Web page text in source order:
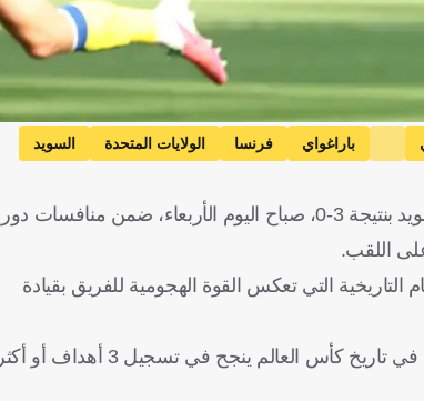
باراغواي فرنسا الولايات المتحدة
السويد
واصل منتخب فرنسا كتابة التاريخ في كأس العالم 2026، بعدما حقق فوزًا كبيرًا على السويد بنتيجة 3-0، صباح اليوم الأربعاء، ضمن منافسات دور
التي تعكس القوة الهجومية للفريق بقيادة
وبحسب شبكة Stats Foot المتخصصة في الإحصائيات، أصبح منتخب فرنسا أول منتخب في تاريخ كأس العالم ينجح في تسجيل 3 أهداف أو أكثر